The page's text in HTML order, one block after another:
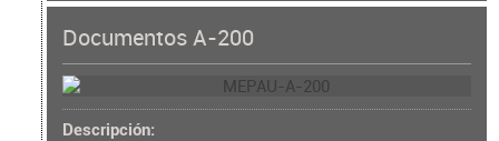
Documentos A-200
Descripción